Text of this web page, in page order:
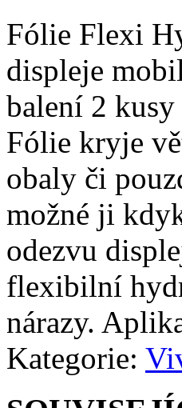
Fólie Flexi
displeje
balení 2
Fólie kryje
obaly či
možné ji
odezvu
flexibilní
nárazy.
Kategorie: